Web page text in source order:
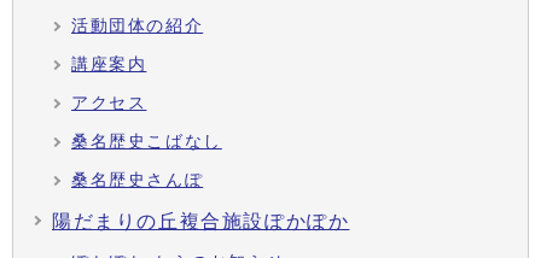
活動団体の紹介
講座案内
アクセス
桑名歴史こばなし
桑名歴史さんぽ
陽だまりの丘複合施設ぽかぽか